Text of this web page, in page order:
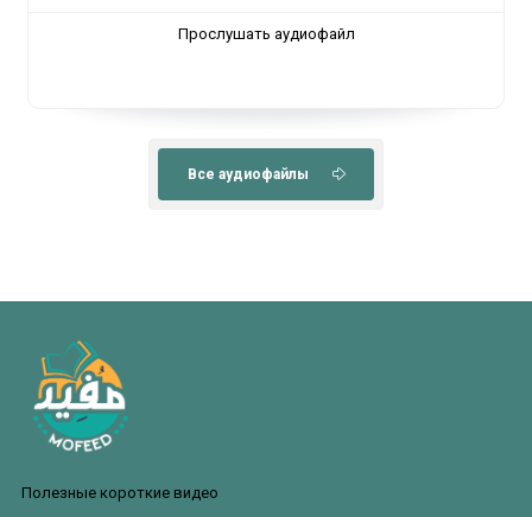
Прослушать аудиофайл
Все аудиофайлы
Полезные короткие видео